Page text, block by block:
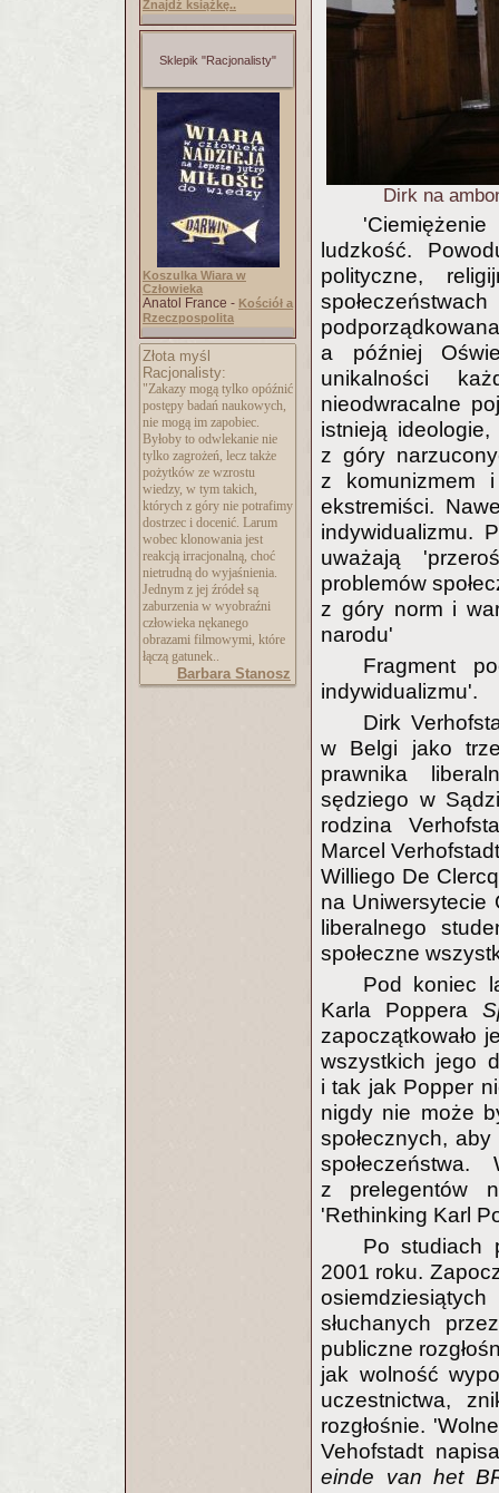
Znajdź książkę..
Sklepik "Racjonalisty"
Koszulka Wiara w
Człowieka
Anatol France - Kościół a
Rzeczpospolita
Złota myśl
Racjonalisty:
"Zakazy mogą tylko opóźnić
postępy badań naukowych,
nie mogą im zapobiec.
Byłoby to odwlekanie nie
tylko zagrożeń, lecz także
pożytków ze wzrostu
wiedzy, w tym takich,
których z góry nie potrafimy
dostrzec i docenić. Larum
wobec klonowania jest
reakcją irracjonalną, choć
nietrudną do wyjaśnienia.
Jednym z jej źródeł są
zaburzenia w wyobraźni
człowieka nękanego
obrazami filmowymi, które
łączą gatunek..
Barbara Stanosz
Dirk na
ludzkość.
polityczne,
a później
unikalności
nieodwracalne
istnieją
z góry
z komunizmem
ekstremiści.
indywidualizmu.
uważają
problemów
z góry norm i
narodu'
Fragment
indywidualizmu'.
Dirk
w Belgi jako
prawnika
sędziego w
rodzina
Marcel
Williego De
na Uniwersytecie
liberalnego
społeczne
Pod koniec
Karla Poppera
zapoczątkowało
wszystkich jego
i tak jak Popper
nigdy nie może
społecznych,
z prelegentów
'Rethinking Karl
Po studiach
2001 roku.
słuchanych
publiczne
jak wolność
uczestnictwa,
rozgłośnie.
Vehofstadt
einde van het